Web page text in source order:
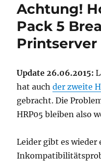
6.5
Achtung!
Pack 5
Printserver
Update 26.06.2015:
hat auchder zweite
gebracht. Die
HRP05 bleiben also
Leider gibt es wieder